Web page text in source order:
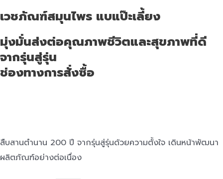
เวชภัณฑ์สมุนไพร แบแป๊ะเลี้ยง
มุ่งมั่นส่งต่อคุณภาพชีวิตและสุขภาพที่ดี
จากรุ่นสู่รุ่น
ช่องทางการสั่งซื้อ
สืบสานตำนาน 200 ปี จากรุ่นสู่รุ่นด้วยความตั้งใจ เดินหน้าพัฒนา
ผลิตภัณฑ์อย่างต่อเนื่อง